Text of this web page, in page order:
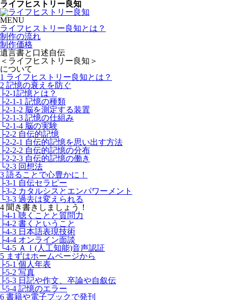
ライフヒストリー良知
MENU
ライフヒストリー良知とは？
制作の流れ
制作価格
遺言書と口述自伝
＜ライフヒストリー良知＞
について
1 ライフヒストリー良知とは？
2 記憶の衰えを防ぐ
├2-1記憶とは？
├2-1-1 記憶の種類
├2-1-2 脳を測定する装置
├2-1-3 記憶の仕組み
└2-1-4 脳の実験
├2-2 自伝的記憶
├2-2-1 自伝的記憶を思い出す方法
├2-2-2 自伝的記憶の分布
├2-2-3 自伝的記憶の働き
└2-3 回想法
3 語ることで心豊かに！
├3-1 自伝セラピー
├3-2 カタルシスとエンパワーメント
└3-3 過去は変えられる
4 聞き書きしましょう！
├4-1 聴くことと質問力
├4-2 書くということ
├4-3 日本語表現技術
├4-4 オンライン面談
└4-5 ＡＩ(人工知能)音声認証
5 まずはホームページから
├5-1 個人年表
├5-2 写真
├5-3 日記や作文、卒論や自叙伝
└5-4 記憶のエラー
6 書籍や電子ブックで発刊